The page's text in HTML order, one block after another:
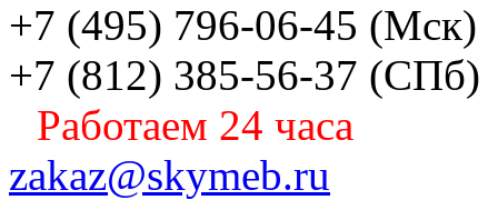
+7 (495) 796-06-45 (Мск)
+7 (812) 385-56-37 (СПб)
Работаем 24 часа
zakaz@skymeb.ru